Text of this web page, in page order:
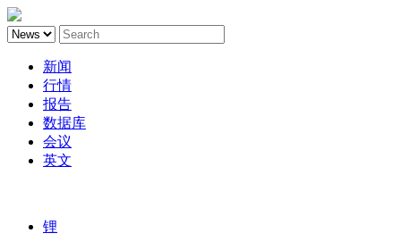
新闻
行情
报告
数据库
会议
英文
锂